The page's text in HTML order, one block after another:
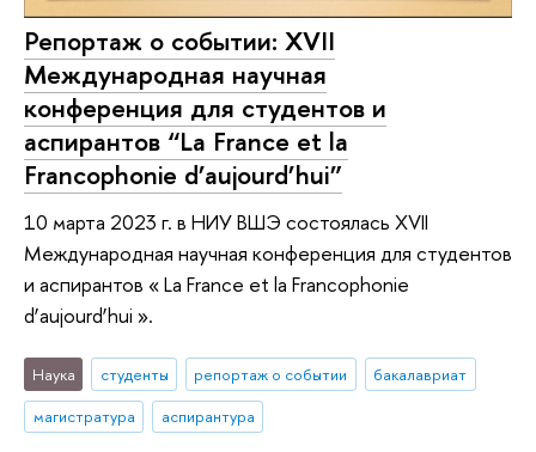
Репортаж о событии: XVII
Международная научная
конференция для студентов и
аспирантов “La France et la
Francophonie d’aujourd’hui”
10 марта 2023 г. в НИУ ВШЭ состоялась XVII
Международная научная конференция для студентов
и аспирантов « La France et la Francophonie
d’aujourd’hui ».
Наука студенты репортаж о событии
бакалавриат
магистратура
аспирантура